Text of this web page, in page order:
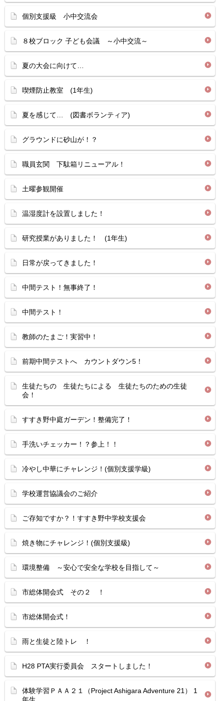
個別支援級 小中交流会
８校ブロック 子ども会議 ～小中交流～
夏の大会に向けて…
喫煙防止教室 (1年生)
夏を感じて… (図書ボランティア)
グラウンドに砂山が！？
職員玄関 下駄箱リニューアル！
土曜参観開催
温湿度計を設置しました！
研究授業がありました！ (1年生)
日常が戻ってきました！
中間テスト！無事終了！
中間テスト！
教師のたまご！実習中！
前期中間テストへ カウントダウン5！
生徒たちの 生徒たちによる 生徒たちのための生徒
会！
すすき野中庭ガーデン！整備完了！
手洗いチェッカー！？参上！！
冷やし中華にチャレンジ！(個別支援学級)
学校運営協議会のご紹介
ご存知ですか？！すすき野中学校支援会
焼き物にチャレンジ！(個別支援級)
環境整備 ～安心で安全な学校を目指して～
市総体開会式 その２ ！
市総体開会式！
雨と生徒と陸トレ ！
H28 PTA実行委員会 スタートしました！
体験学習ＰＡＡ２１（Project Ashigara Adventure 21） 1